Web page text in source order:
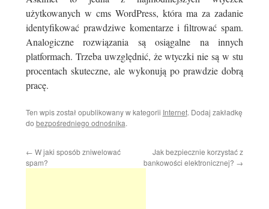
użytkowanych w cms WordPress, która ma za zadanie
identyfikować prawdziwe komentarze i filtrować spam.
Analogiczne rozwiązania są osiągalne na innych
platformach. Trzeba uwzględnić, że wtyczki nie są w stu
procentach skuteczne, ale wykonują po prawdzie dobrą
pracę.
Ten wpis został opublikowany w kategorii Internet. Dodaj zakładkę
do bezpośredniego odnośnika.
← W jaki sposób zniwelować
spam?
Jak bezpiecznie korzystać z
bankowości elektronicznej? →